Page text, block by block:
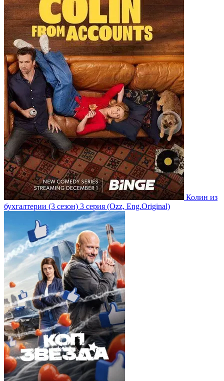
Колин из
бухгалтерии (3 сезон) 3 серия (Ozz, Eng.Original)